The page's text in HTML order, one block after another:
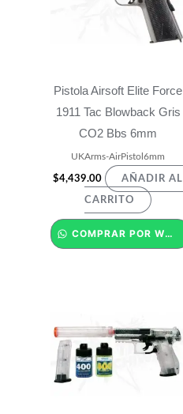
Pistola Airsoft Elite Force
1911 Tac Blowback Gris
CO2 Bbs 6mm
UKArms-AirPistol6mm
$4,439.00 AÑADIR AL
CARRITO
COMPRAR POR WHATSAPP